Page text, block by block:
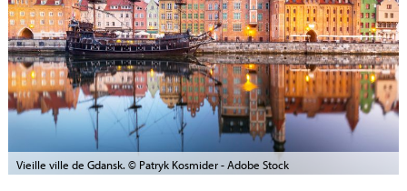
Vieille ville de Gdansk. © Patryk Kosmider - Adobe Stock